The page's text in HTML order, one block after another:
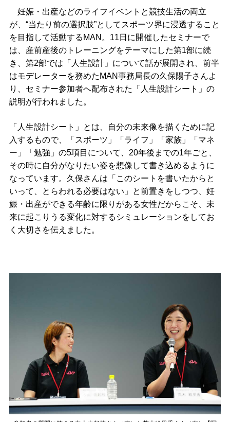
妊娠・出産などのライフイベントと競技生活の両立
が、“当たり前の選択肢”としてスポーツ界に浸透すること
を目指して活動するMAN。11日に開催したセミナーで
は、産前産後のトレーニングをテーマにした第1部に続
き、第2部では「人生設計」について話が展開され、前半
はモデレーターを務めたMAN事務局長の久保陽子さんよ
り、セミナー参加者へ配布された「人生設計シート」の
説明が行われました。
「人生設計シート」とは、自分の未来像を描くために記
入するもので、「スポーツ」「ライフ」「家族」「マネ
ー」「勉強」の5項目について、20年後までの1年ごと、
その時に自分がなりたい姿を想像して書き込めるように
なっています。久保さんは「このシートを書いたからと
いって、とらわれる必要はない」と前置きをしつつ、妊
娠・出産ができる年齢に限りがある女性だからこそ、未
来に起こりうる変化に対するシミュレーションをしてお
く大切さを伝えました。